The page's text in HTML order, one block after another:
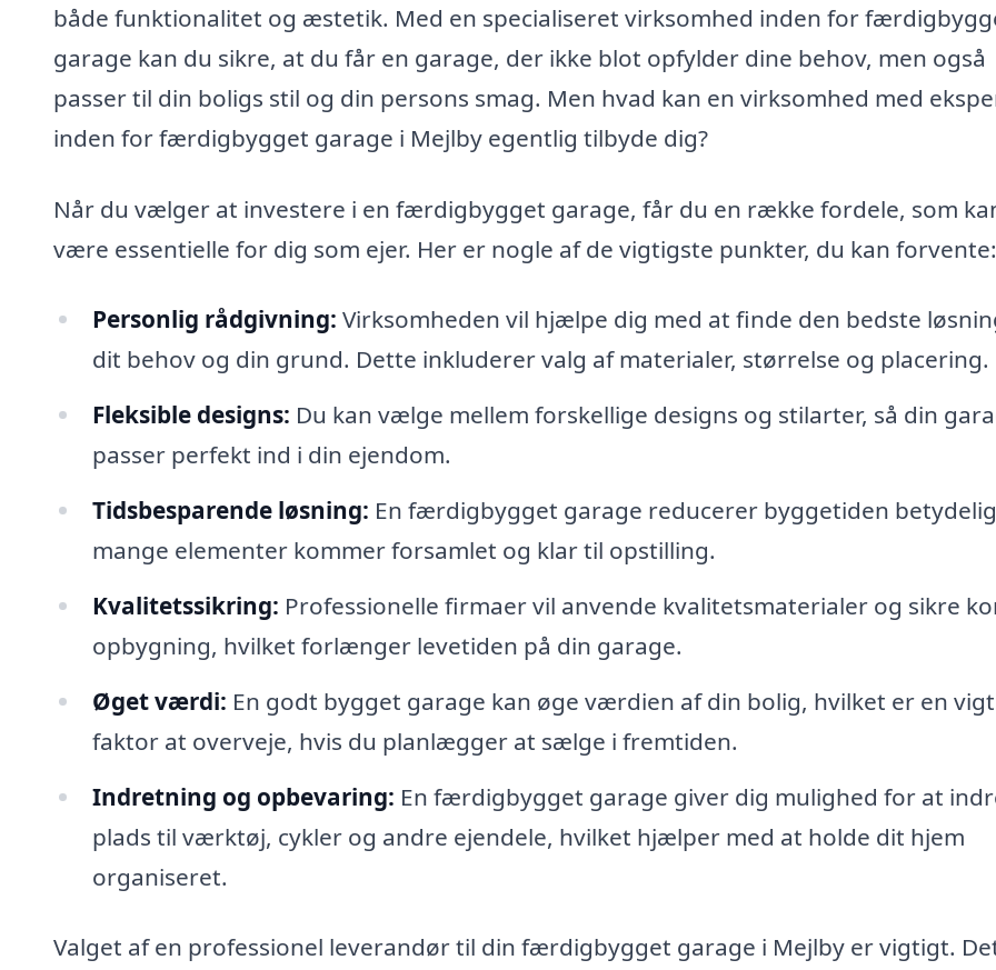
både funktionalitet og æstetik. Med en specialiseret virksomhed inden for
garage kan du sikre, at du får en garage, der ikke blot opfylder dine behov, men også
passer til din boligs stil og din persons smag. Men hvad kan en virksomhed med
inden for færdigbygget garage i Mejlby egentlig tilbyde dig?
Når du vælger at investere i en færdigbygget garage, får du en række fordele, som
være essentielle for dig som ejer. Her er nogle af de vigtigste punkter, du kan forvente:
Personlig rådgivning: Virksomheden vil hjælpe dig med at finde den bedste
dit behov og din grund. Dette inkluderer valg af materialer, størrelse og placering.
Fleksible designs: Du kan vælge mellem forskellige designs og stilarter, så din
passer perfekt ind i din ejendom.
Tidsbesparende løsning: En færdigbygget garage reducerer byggetiden
mange elementer kommer forsamlet og klar til opstilling.
Kvalitetssikring: Professionelle firmaer vil anvende kvalitetsmaterialer og sikre
opbygning, hvilket forlæng­er levetiden på din garage.
Øget værdi: En godt bygget garage kan øge værdien af din bolig, hvilket er en
faktor at overveje, hvis du planlægger at sælge i fremtiden.
Indretning og opbevaring: En færdigbygget garage giver dig mulighed for at
plads til værktøj, cykler og andre ejendele, hvilket hjælper med at holde dit hjem
organiseret.
Valget af en professionel leverandør til din færdigbygget garage i Mejlby er vigtigt.